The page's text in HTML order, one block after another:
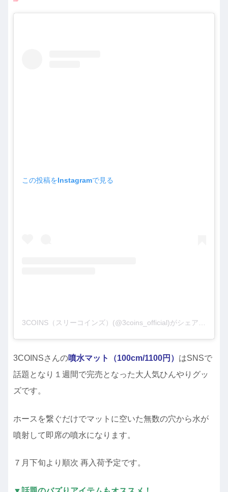
この投稿をInstagramで見る
3COINSさんの噴水マット（100cm/1100円） はSNSで
話題となり１週間で完売となった大人気ひんやりグッ
ズです。
ホースを繋ぐだけでマットに空いた無数の穴から水が
噴射して即席の噴水になります。
７月下旬より順次 再入荷予定です。